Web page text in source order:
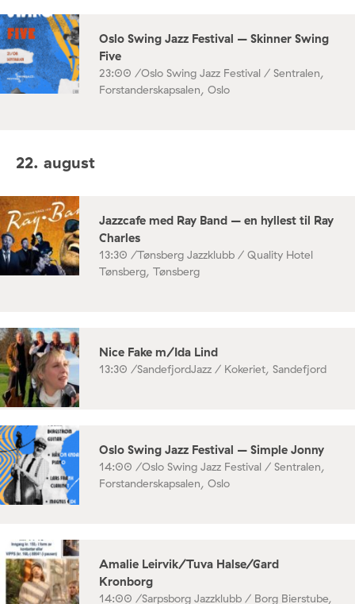
Oslo Swing Jazz Festival – Skinner Swing
Five
23:00 /Oslo Swing Jazz Festival / Sentralen,
Forstanderskapsalen, Oslo
22. august
Jazzcafe med Ray Band – en hyllest til Ray
Charles
13:30 /Tønsberg Jazzklubb / Quality Hotel
Tønsberg, Tønsberg
Nice Fake m/Ida Lind
13:30 /SandefjordJazz / Kokeriet, Sandefjord
Oslo Swing Jazz Festival – Simple Jonny
14:00 /Oslo Swing Jazz Festival / Sentralen,
Forstanderskapsalen, Oslo
Amalie Leirvik/Tuva Halse/Gard
Kronborg
14:00 /Sarpsborg Jazzklubb / Borg Bierstube,